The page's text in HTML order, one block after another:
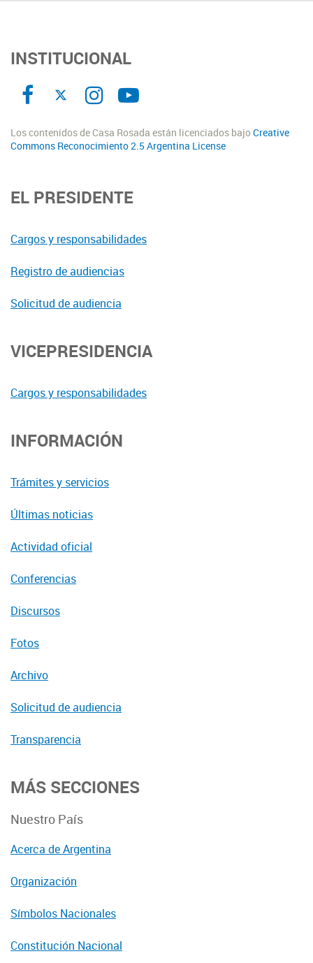
INSTITUCIONAL
Los contenidos de Casa Rosada están licenciados bajoCreative
Commons Reconocimiento 2.5 Argentina License
EL PRESIDENTE
Cargos y responsabilidades
Registro de audiencias
Solicitud de audiencia
VICEPRESIDENCIA
Cargos y responsabilidades
INFORMACIÓN
Trámites y servicios
Últimas noticias
Actividad oficial
Conferencias
Discursos
Fotos
Archivo
Solicitud de audiencia
Transparencia
MÁS SECCIONES
Nuestro País
Acerca de Argentina
Organización
Símbolos Nacionales
Constitución Nacional